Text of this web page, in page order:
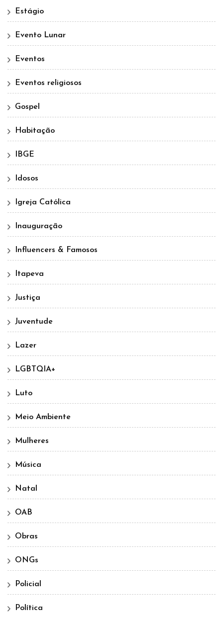
Estágio
Evento Lunar
Eventos
Eventos religiosos
Gospel
Habitação
IBGE
Idosos
Igreja Católica
Inauguração
Influencers & Famosos
Itapeva
Justiça
Juventude
Lazer
LGBTQIA+
Luto
Meio Ambiente
Mulheres
Música
Natal
OAB
Obras
ONGs
Policial
Política